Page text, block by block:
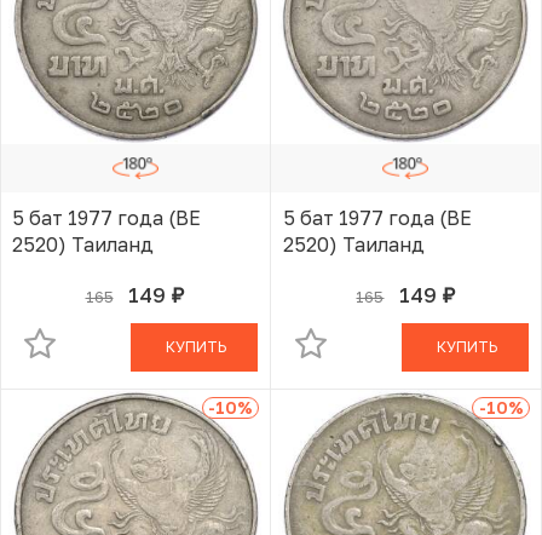
5 бат 1977 года (BE
2520) Таиланд
165 149 руб.
В КОРЗИНЕ
КУПИТЬ
5 бат 1977 года (BE
2520) Таиланд
165 149 руб.
В КОРЗИНЕ
КУПИТЬ
-10% -10%